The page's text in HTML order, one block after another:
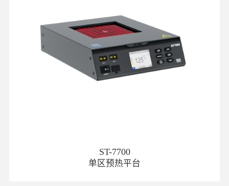
ST-7700
单区预热平台